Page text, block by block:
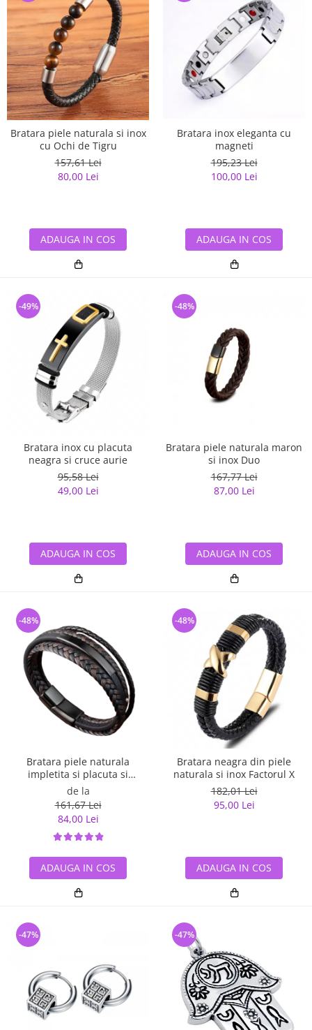
Bratara piele naturala si inox
cu Ochi de Tigru
157,61 Lei
80,00 Lei
ADAUGA IN COS
Bratara inox eleganta cu
magneti
195,23 Lei
100,00 Lei
ADAUGA IN COS
Bratara inox cu placuta
neagra si cruce aurie
95,58 Lei
49,00 Lei
-49%
ADAUGA IN COS
Bratara piele naturala maron
si inox Duo
167,77 Lei
87,00 Lei
-48%
ADAUGA IN COS
Bratara piele naturala
impletita si placuta si
inchizatoare din inox
de la
161,67 Lei
84,00 Lei
-48%
ADAUGA IN COS
Bratara neagra din piele
naturala si inox Factorul X
182,01 Lei
95,00 Lei
-48%
ADAUGA IN COS
-47% -47%